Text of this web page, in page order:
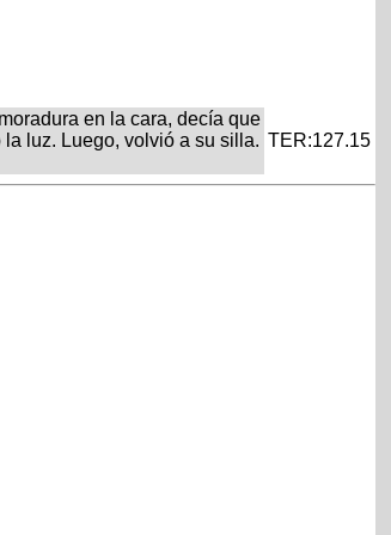
en la cara, decía que
luz. Luego, volvió a su silla. TER:127.15